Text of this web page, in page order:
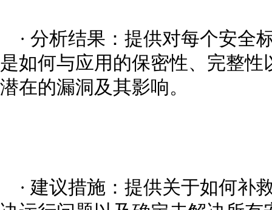
· 分析结果：提供对每个安全
是如何与应用的保密性、完整
潜在的漏洞及其影响。
· 建议措施：提供关于如何补